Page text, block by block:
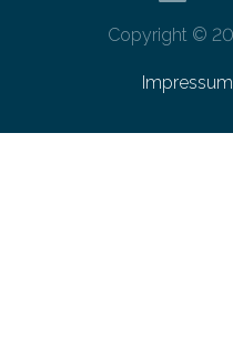
Copyright ©
Impressum